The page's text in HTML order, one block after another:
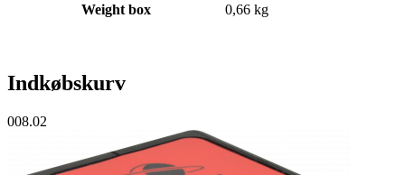
Weight box
0,66 kg
Indkøbskurv
008.02